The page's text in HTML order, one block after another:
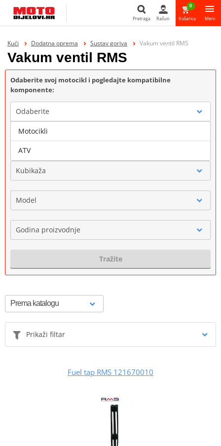
Pretraga
Pretraga Račun
0
Košarica Meni
Kući Dodatna oprema Sustav goriva Vakum ventil RMS
Vakum ventil RMS
Odaberite svoj motocikl i pogledajte kompatibilne
komponente:
Odaberite
Marka
Kubikaža
Model
Godina proizvodnje
Tražite
Prikaži filtar
Fuel tap RMS 121670010
Motocikli
ATV